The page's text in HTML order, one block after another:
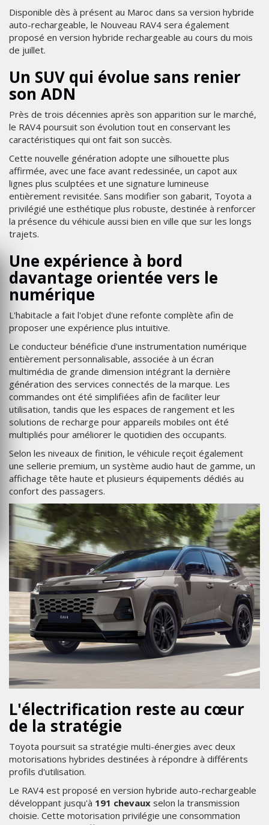
Disponible dès à présent au Maroc dans sa version hybride
auto-rechargeable, le Nouveau RAV4 sera également
proposé en version hybride rechargeable au cours du mois
de juillet.
Un SUV qui évolue sans renier
son ADN
Près de trois décennies après son apparition sur le marché,
le RAV4 poursuit son évolution tout en conservant les
caractéristiques qui ont fait son succès.
Cette nouvelle génération adopte une silhouette plus
affirmée, avec une face avant redessinée, un capot aux
lignes plus sculptées et une signature lumineuse
entièrement revisitée. Sans modifier son gabarit, Toyota a
privilégié une esthétique plus robuste, destinée à renforcer
la présence du véhicule aussi bien en ville que sur les longs
trajets.
Une expérience à bord
davantage orientée vers le
numérique
L'habitacle a fait l'objet d'une refonte complète afin de
proposer une expérience plus intuitive.
Le conducteur bénéficie d'une instrumentation numérique
entièrement personnalisable, associée à un écran
multimédia de grande dimension intégrant la dernière
génération des services connectés de la marque. Les
commandes ont été simplifiées afin de faciliter leur
utilisation, tandis que les espaces de rangement et les
solutions de recharge pour appareils mobiles ont été
multipliés pour améliorer le quotidien des occupants.
Selon les niveaux de finition, le véhicule reçoit également
une sellerie premium, un système audio haut de gamme, un
affichage tête haute et plusieurs équipements dédiés au
confort des passagers.
L'électrification reste au cœur
de la stratégie
Toyota poursuit sa stratégie multi-énergies avec deux
motorisations hybrides destinées à répondre à différents
profils d'utilisation.
Le RAV4 est proposé en version hybride auto-rechargeable
développant jusqu'à 191 chevaux selon la transmission
choisie. Cette motorisation privilégie une consommation